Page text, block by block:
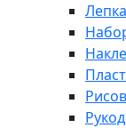
Лепка